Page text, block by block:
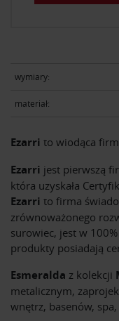
wymiary:
materiał:
Ezarri to wiodąca
Ezarri jest pierwszą
która uzyskała
Ezarri to firma
zrównoważonego
surowiec, jest w
produkty posiadają
Esmeralda z kolekcji
metalicznym,
wnętrz, basenów,